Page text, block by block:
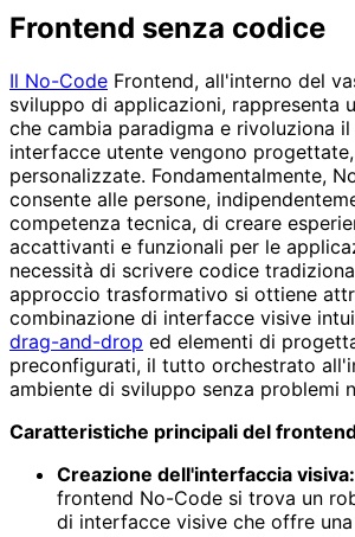
Frontend senza codice
Il No-Code Frontend, all'interno del
sviluppo di applicazioni, rappresenta
che cambia paradigma e rivoluziona
interfacce utente vengono
personalizzate. Fondamentalmente,
consente alle persone,
competenza tecnica, di creare
accattivanti e funzionali per le
necessità di scrivere codice
approccio trasformativo si ottiene
combinazione di interfacce visive
drag-and-drop ed elementi di
preconfigurati, il tutto orchestrato
ambiente di sviluppo senza problemi
Caratteristiche principali del
Creazione dell'interfaccia visiva:
frontend No-Code si trova un
di interfacce visive che offre